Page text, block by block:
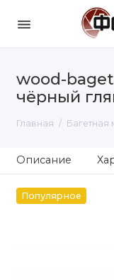
wood-
чёрный
Главная Багетная
Описание
Популярное